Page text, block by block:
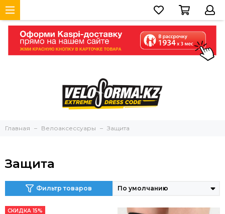
Главная Велоаксессуары Защита
Защита
Фильтр товаров
СКИДКА 15%